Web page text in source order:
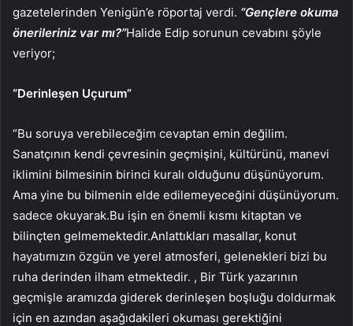
gazetelerinden Yenigün’e röportaj verdi. “Gençlere okuma
önerileriniz var mı?”Halide Edip sorunun cevabını şöyle
veriyor;
“Derinleşen Uçurum”
“Bu soruya verebileceğim cevaptan emin değilim.
Sanatçının kendi çevresinin geçmişini, kültürünü, manevi
iklimini bilmesinin birinci kuralı olduğunu düşünüyorum.
Ama yine bu bilmenin elde edilemeyeceğini düşünüyorum.
sadece okuyarak.Bu işin en önemli kısmı kitaptan ve
bilinçten gelmemektedir.Anlattıkları masallar, konut
hayatımızın özgün ve yerel atmosferi, gelenekleri bizi bu
ruha derinden ilham etmektedir. , Bir Türk yazarının
geçmişle aramızda giderek derinleşen boşluğu doldurmak
için en azından aşağıdakileri okuması gerektiğini